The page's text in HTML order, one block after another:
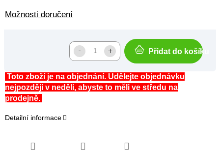
Možnosti doručení
Přidat do košíku
Toto zboží je na objednání. Udělejte objednávku
nejpozději v neděli, abyste to měli ve středu na
prodejně.
Detailní informace